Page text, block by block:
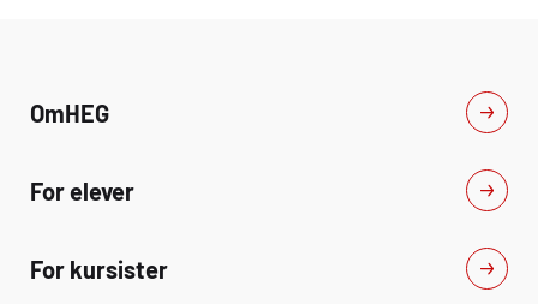
OmHEG
For elever
For kursister